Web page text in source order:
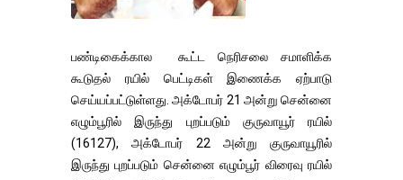
பண்டிகைக்கால கூட்ட நெரிசலை சமாளிக்க
கூடுதல் ரயில் பெட்டிகள் இணைக்க ஏற்பாடு
செய்யப்பட்டுள்ளது. அக்டோபர் 21 அன்று சென்னை
எழும்பூரில் இருந்து புறப்படும் குருவாயூர் ரயில்
(16127), அக்டோபர் 22 அன்று குருவாயூரில்
இருந்து புறப்படும் சென்னை எழும்பூர் விரைவு ரயில்